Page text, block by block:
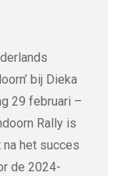
bij Dieka
29 februari –
Rally is
het succes
de 2024-